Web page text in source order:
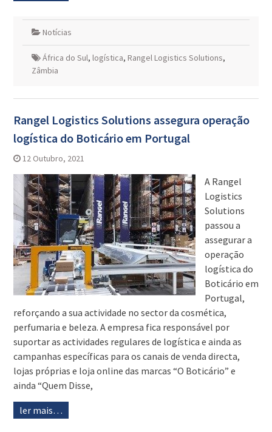
Notícias
África do Sul, logística, Rangel Logistics Solutions,
Zâmbia
Rangel Logistics Solutions assegura operação
logística do Boticário em Portugal
12 Outubro, 2021
A Rangel
Logistics
Solutions
passou a
assegurar a
operação
logística do
Boticário em
Portugal,
reforçando a sua actividade no sector da cosmética,
perfumaria e beleza. A empresa fica responsável por
suportar as actividades regulares de logística e ainda as
campanhas específicas para os canais de venda directa,
lojas próprias e loja online das marcas “O Boticário” e
ainda “Quem Disse,
ler mais…